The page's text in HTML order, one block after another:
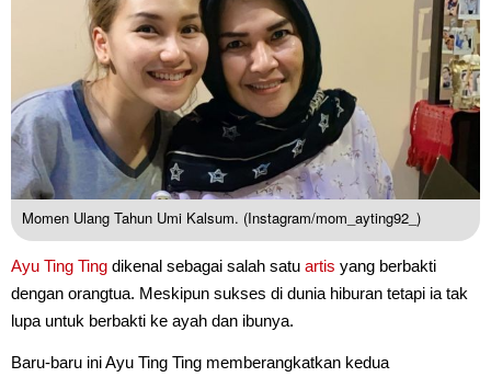
Momen Ulang Tahun Umi Kalsum. (Instagram/mom_ayting92_)
Ayu Ting Ting dikenal sebagai salah satu artis yang berbakti
dengan orangtua. Meskipun sukses di dunia hiburan tetapi ia tak
lupa untuk berbakti ke ayah dan ibunya.
Baru-baru ini Ayu Ting Ting memberangkatkan kedua